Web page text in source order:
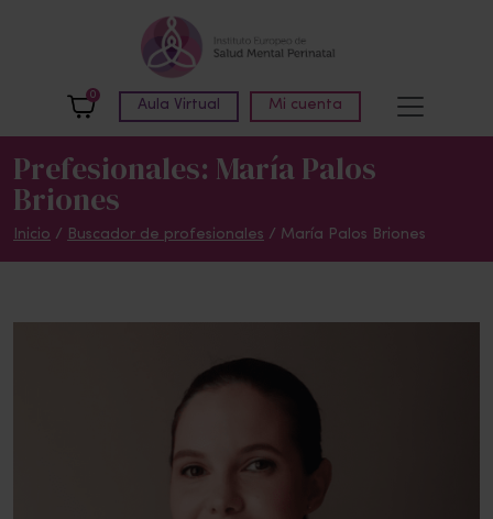
0
Aula Virtual Mi cuenta
Prefesionales: María Palos
Briones
Inicio / Buscador de profesionales / María Palos Briones